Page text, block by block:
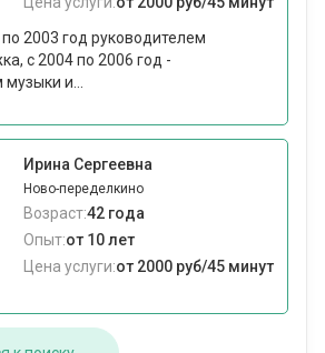
2003 год руководителем
с 2004 по 2006 год -
и...
Ирина Сергеевна
Ново-переделкино
Возраст:42 года
Опыт:от 10 лет
Цена услуги:от 2000 руб/45 минут